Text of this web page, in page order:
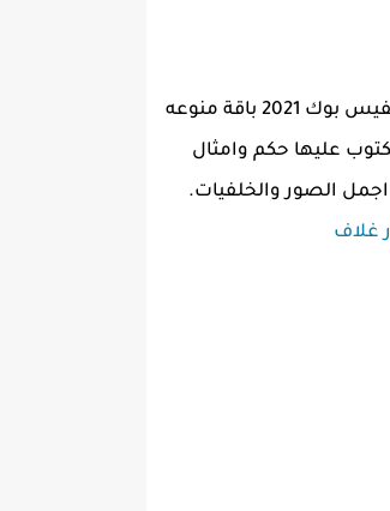
اذا كنت تبحث عن صور رومانسية للفيس بوك او صور حزينة او مضحكة سنضع لكم فى تلك المشاركة احلى واجمل صورمنوعة للفيس بوك 2021 باقة منوعه
احلى خلفيات مكتوب عليها حكم وامثال
الصور والخلفيات.
غلاف